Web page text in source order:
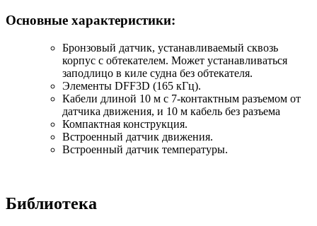
Основные характеристики:
Бронзовый датчик, устанавливаемый сквозь
корпус с обтекателем. Может устанавливаться
заподлицо в киле судна без обтекателя.
Элементы DFF3D (165 кГц).
Кабели длиной 10 м с 7-контактным разъемом от
датчика движения, и 10 м кабель без разъема
Компактная конструкция.
Встроенный датчик движения.
Встроенный датчик температуры.
Библиотека